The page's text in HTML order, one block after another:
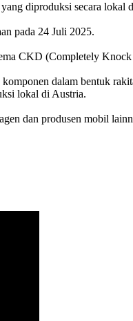
diproduksi secara lokal
pada 24 Juli 2025.
CKD (Completely
dalam bentuk
lokal di Austria.
dan produsen mobil